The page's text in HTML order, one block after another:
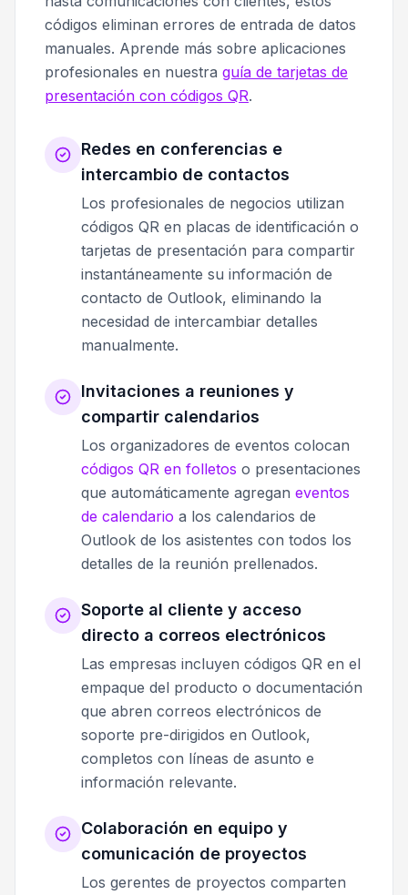
códigos eliminan errores de entrada de datos
manuales. Aprende más sobre aplicaciones
profesionales en nuestra guía de tarjetas de
presentación con códigos QR.
Redes en conferencias e
intercambio de contactos
Los profesionales de negocios utilizan
códigos QR en placas de identificación o
tarjetas de presentación para compartir
instantáneamente su información de
contacto de Outlook, eliminando la
necesidad de intercambiar detalles
manualmente.
Invitaciones a reuniones y
compartir calendarios
Los organizadores de eventos colocan
códigos QR en folletos o presentaciones
que automáticamente agregan eventos
de calendario a los calendarios de
Outlook de los asistentes con todos los
detalles de la reunión prellenados.
Soporte al cliente y acceso
directo a correos electrónicos
Las empresas incluyen códigos QR en el
empaque del producto o documentación
que abren correos electrónicos de
soporte pre-dirigidos en Outlook,
completos con líneas de asunto e
información relevante.
Colaboración en equipo y
comunicación de proyectos
Los gerentes de proyectos comparten